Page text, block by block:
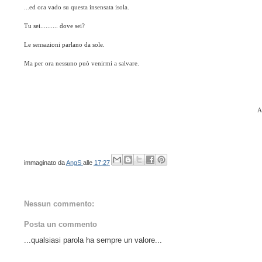
...ed ora vado su questa insensata isola.
Tu sei.......... dove sei?
Le sensazioni parlano da sole.
Ma per ora nessuno può venirmi a salvare.
immaginato daAngS alle 17:27
Nessun commento:
Posta un commento
...qualsiasi parola ha sempre un valore...